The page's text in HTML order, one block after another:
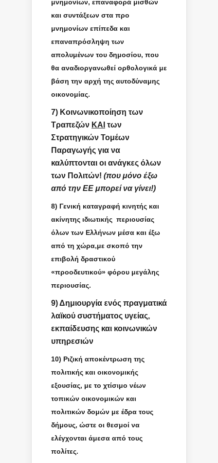
μνημονίων, επαναφορά μισθών
και συντάξεων στα προ
μνημονίων επίπεδα και
επαναπρόσληψη των
απολυμένων του δημοσίου, που
θα αναδιοργανωθεί ορθολογικά με
βάση την αρχή της αυτοδύναμης
οικονομίας.
7) Κοινωνικοποίηση των
Τραπεζών ΚΑΙ των
Στρατηγικών Τομέων
Παραγωγής για να
καλύπτονται οι ανάγκες όλων
των Πολιτών! (που μόνο έξω
από την ΕΕ μπορεί να γίνει!)
8) Γενική καταγραφή κινητής και
ακίνητης ιδιωτικής περιουσίας
όλων των Ελλήνων μέσα και έξω
από τη χώρα,με σκοπό την
επιβολή δραστικού
«προοδευτικού» φόρου μεγάλης
περιουσίας.
9) Δημιουργία ενός πραγματικά
λαϊκού συστήματος υγείας,
εκπαίδευσης και κοινωνικών
υπηρεσιών
10) Ριζική αποκέντρωση της
πολιτικής και οικονομικής
εξουσίας, με το χτίσιμο νέων
τοπικών οικονομικών και
πολιτικών δομών με έδρα τους
δήμους, ώστε οι θεσμοί να
ελέγχονται άμεσα από τους
πολίτες.